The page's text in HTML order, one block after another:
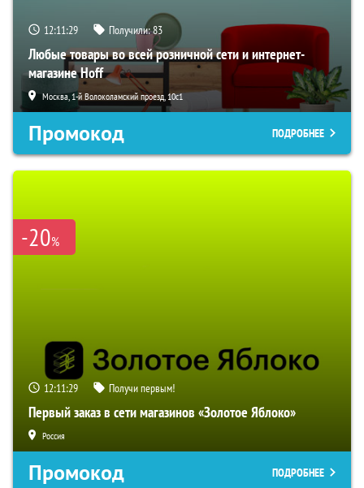
12:11:28 Получили:83
Любые товары во всей розничной сети и интернет-
магазине Hoff
Москва, 1-й Волоколамский проезд, 10с1
Промокод ПОДРОБНЕЕ
-20%
12:11:28 Получи первым!
Первый заказ в сети магазинов «Золотое Яблоко»
Россия
Промокод ПОДРОБНЕЕ